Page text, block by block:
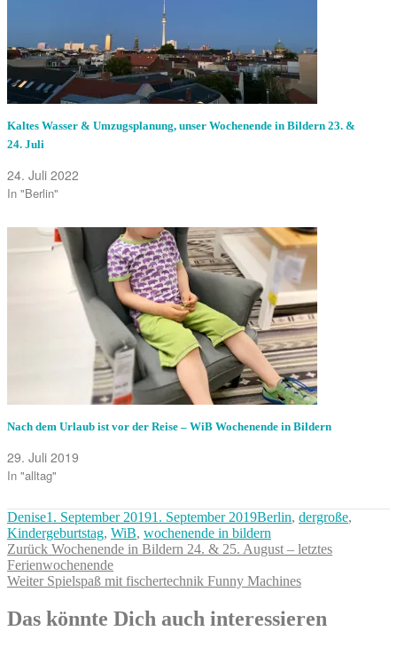
Kaltes Wasser & Umzugsplanung, unser Wochenende in Bildern 23. &
24. Juli
24. Juli 2022
In "Berlin"
Nach dem Urlaub ist vor der Reise – WiB Wochenende in Bildern
29. Juli 2019
In "alltag"
Autor
DeniseVeröffentlicht
am
1. September 20191. September 2019Kategorien
Berlin, dergroße,
Kindergeburtstag, WiB, wochenende in bildern
Beitragsnavigation
Zurück Vorheriger
Beitrag:
Wochenende in Bildern 24. & 25. August – letztes
Ferienwochenende
Weiter Nächster
Spielspaß mit fischertechnik Funny Machines
Das könnte Dich auch interessieren